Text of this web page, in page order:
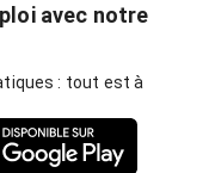
avec notre
: tout est à